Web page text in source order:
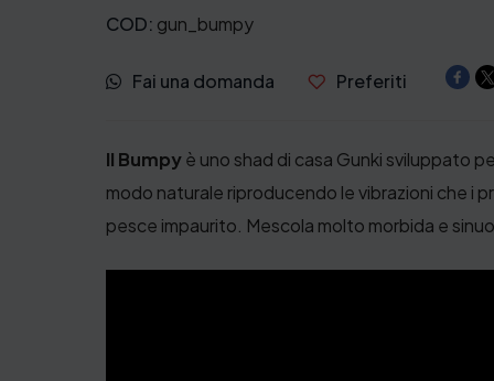
r
e
COD: gun_bumpy
Fai una domanda Preferiti
Il Bumpyè uno shad di casa Gunki sviluppato
modo naturale riproducendo le vibrazioni che i
pesce impaurito. Mescola molto morbida e